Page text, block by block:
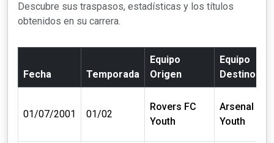
Descubre sus traspasos, estadísticas y los títulos
obtenidos en su carrera.
Fecha Temporada
Equipo
Origen
Equipo
Destino
01/07/2001 01/02
Rovers FC
Youth
Arsenal
Youth